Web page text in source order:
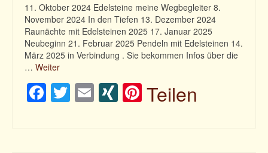
11. Oktober 2024 Edelsteine meine Wegbegleiter 8.
November 2024 In den Tiefen 13. Dezember 2024
Raunächte mit Edelsteinen 2025 17. Januar 2025
Neubeginn 21. Februar 2025 Pendeln mit Edelsteinen 14.
März 2025 in Verbindung . Sie bekommen Infos über die
… Weiter
Facebook
Twitter
EmailXINGPinterest
Teilen